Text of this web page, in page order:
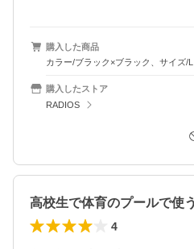
購入した商品
カラー/ブラック×ブラック、サイズ/L
購入したストア
RADIOS
4